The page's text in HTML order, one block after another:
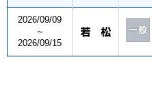
2026/09/09
～
2026/09/15